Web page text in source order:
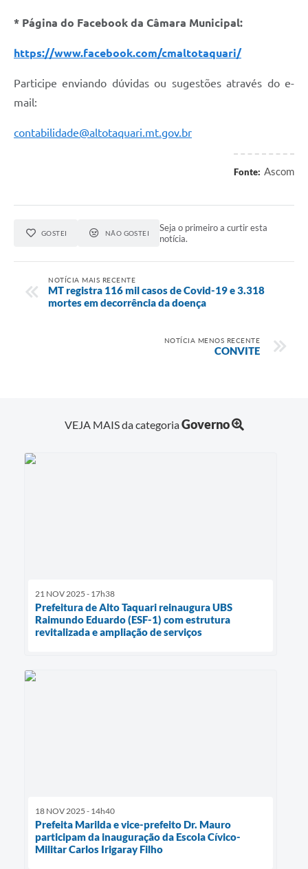
* Página do Facebook da Câmara Municipal:
https://www.facebook.com/cmaltotaquari/
Participe enviando dúvidas ou sugestões através do e-
mail:
contabilidade@altotaquari.mt.gov.br
Fonte: Ascom
GOSTEI NÃO GOSTEI
Seja o primeiro a curtir esta
notícia.
NOTÍCIA MAIS RECENTE
MT registra 116 mil casos de Covid-19 e 3.318
mortes em decorrência da doença
NOTÍCIA MENOS RECENTE
CONVITE
VEJA MAIS da categoriaGoverno
21 NOV 2025 - 17h38
Prefeitura de Alto Taquari reinaugura UBS
Raimundo Eduardo (ESF-1) com estrutura
revitalizada e ampliação de serviços
18 NOV 2025 - 14h40
Prefeita Marilda e vice-prefeito Dr. Mauro
participam da inauguração da Escola Cívico-
Militar Carlos Irigaray Filho